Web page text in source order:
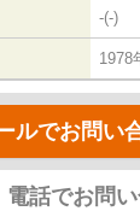
-(-)
1978
ルでお問い
電話でお問